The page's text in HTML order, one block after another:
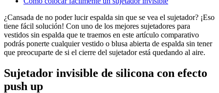
¿Cansada de no poder lucir espalda sin que se vea el sujetador? ¡Eso
tiene fácil solución! Con uno de los mejores sujetadores para
vestidos sin espalda que te traemos en este artículo comparativo
podrás ponerte cualquier vestido o blusa abierta de espalda sin tener
que preocuparte de si el cierre del sujetador está quedando al aire.
Sujetador invisible de silicona con efecto
push up